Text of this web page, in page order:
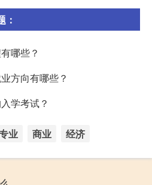
：
哪些？
方向有哪些？
学考试？
业 商业 经济